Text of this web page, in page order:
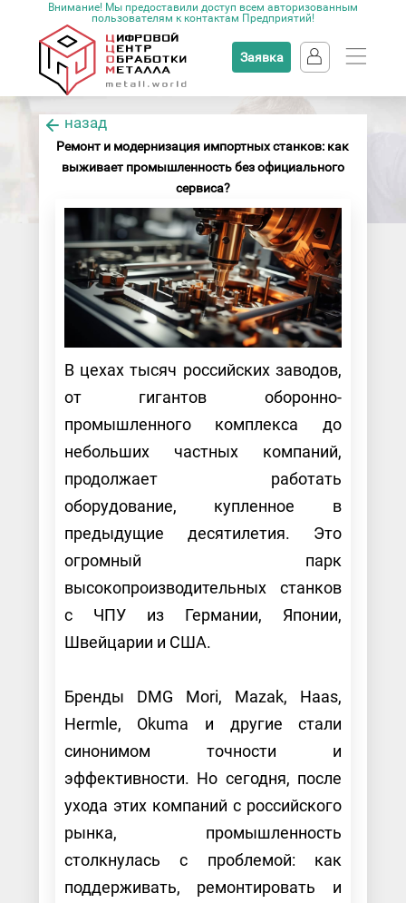
Внимание! Мы предоставили доступ всем авторизованным
пользователям к контактам Предприятий!
Заявка
назад
Ремонт и модернизация импортных станков: как
выживает промышленность без официального
сервиса?
В цехах тысяч российских заводов,
от гигантов оборонно-
промышленного комплекса до
небольших частных компаний,
продолжает работать
оборудование, купленное в
предыдущие десятилетия. Это
огромный парк
высокопроизводительных станков
с ЧПУ из Германии, Японии,
Швейцарии и США.
Бренды DMG Mori, Mazak, Haas,
Hermle, Okuma и другие стали
синонимом точности и
эффективности. Но сегодня, после
ухода этих компаний с российского
рынка, промышленность
столкнулась с проблемой: как
поддерживать, ремонтировать и